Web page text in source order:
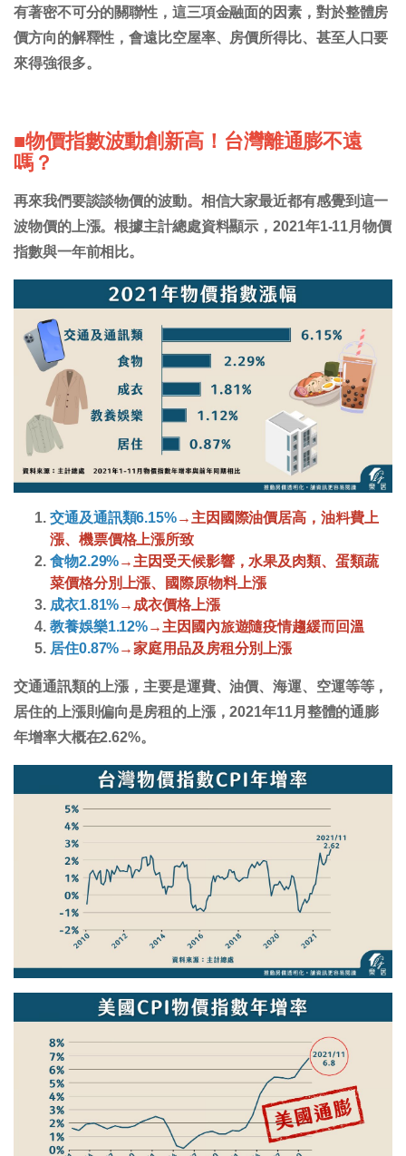
有著密不可分的關聯性，這三項金融面的因素，對於整體房
價方向的解釋性，會遠比空屋率、房價所得比、甚至人口要
來得強很多。
■物價指數波動創新高！台灣離通膨不遠
嗎？
再來我們要談談物價的波動。相信大家最近都有感覺到這一
波物價的上漲。根據主計總處資料顯示，2021年1-11月物價
指數與一年前相比。
交通及通訊類6.15%→主因國際油價居高，油料費上
漲、機票價格上漲所致
食物2.29%→主因受天候影響，水果及肉類、蛋類蔬
菜價格分別上漲、國際原物料上漲
成衣1.81%→成衣價格上漲
教養娛樂1.12%→主因國內旅遊隨疫情趨緩而回溫
居住0.87%→家庭用品及房租分別上漲
交通通訊類的上漲，主要是運費、油價、海運、空運等等，
居住的上漲則偏向是房租的上漲，2021年11月整體的通膨
年增率大概在2.62%。